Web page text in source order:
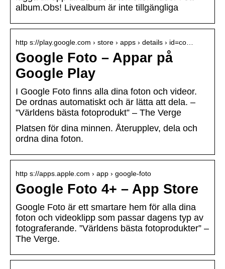
album.Obs! Livealbum är inte tillgängliga
http s://play.google.com › store › apps › details › id=co…
Google Foto – Appar på
Google Play
I Google Foto finns alla dina foton och videor.
De ordnas automatiskt och är lätta att dela. –
”Världens bästa fotoprodukt” – The Verge
Platsen för dina minnen. Återupplev, dela och
ordna dina foton.
http s://apps.apple.com › app › google-foto
Google Foto 4+ – App Store
Google Foto är ett smartare hem för alla dina
foton och videoklipp som passar dagens typ av
fotograferande. ”Världens bästa fotoprodukter” –
The Verge.